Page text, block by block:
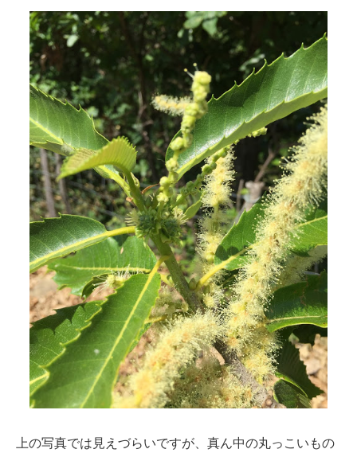
上の写真では見えづらいですが、真ん中の丸っこいもの